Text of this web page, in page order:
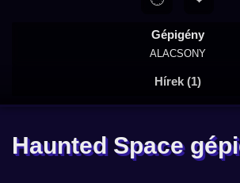
Gépigény
ALACSONY
Hírek (1)
Haunted Space